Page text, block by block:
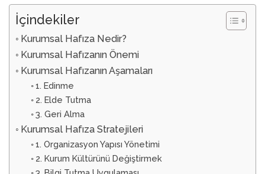
İçindekiler
Kurumsal Hafıza Nedir?
Kurumsal Hafızanın Önemi
Kurumsal Hafızanın Aşamaları
1. Edinme
2. Elde Tutma
3. Geri Alma
Kurumsal Hafıza Stratejileri
1. Organizasyon Yapısı Yönetimi
2. Kurum Kültürünü Değiştirmek